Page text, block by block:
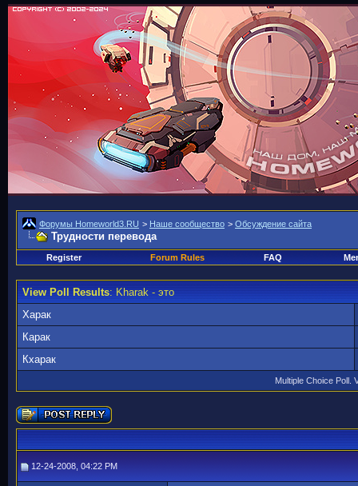
Форумы Homeworld3.RU > Наше сообщество > Обсуждение сайта
Трудности перевода
Register Forum Rules FAQ
View Poll Results: Kharak - это
Харак
Карак
Кхарак
Multiple Choice Poll.
12-24-2008, 04:22 PM